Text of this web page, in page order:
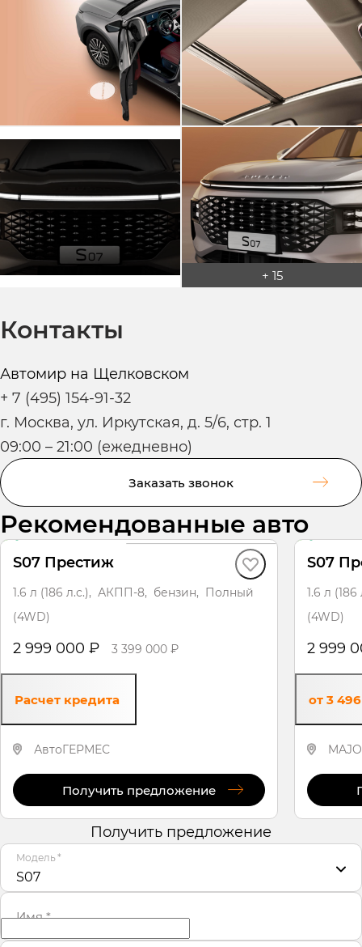
+ 15
Контакты
Автомир на Щелковском
+ 7 (495) 154-91-32
г. Москва, ул. Иркутская, д. 5/6, стр. 1
09:00 – 21:00 (ежедневно)
Заказать звонок
Рекомендованные авто
В наличии ·авто
S07 Престиж
1.6 л (186 л.с.), АКПП-8, бензин, Полный
(4WD)
2 999 000 ₽ 3 399 000 ₽
Расчет кредита
АвтоГЕРМЕС
Получить предложение
S07
1.6 л
(4WD)
2 999
от 3
Получить предложение
Модель*
S07
Имя*